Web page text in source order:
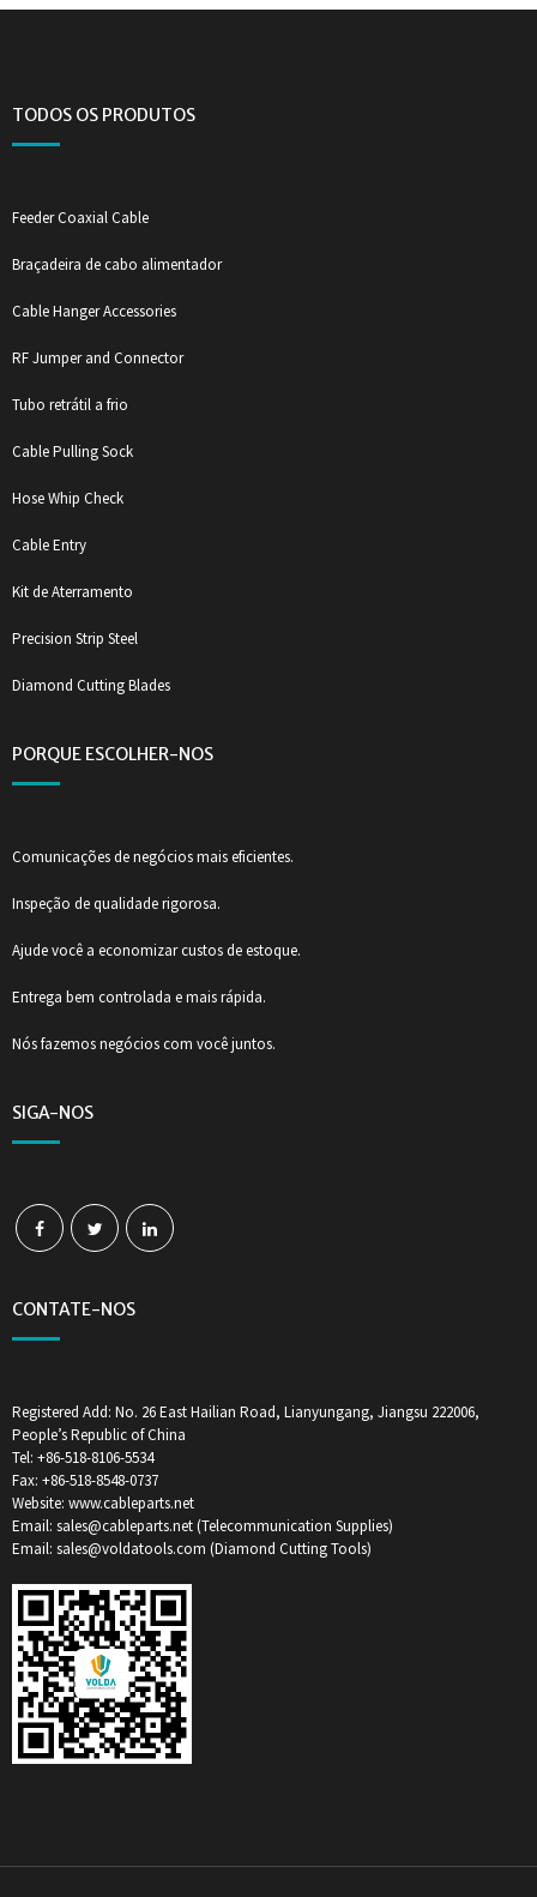
TODOS OS PRODUTOS
Feeder Coaxial Cable
Braçadeira de cabo alimentador
Cable Hanger Accessories
RF Jumper and Connector
Tubo retrátil a frio
Cable Pulling Sock
Hose Whip Check
Cable Entry
Kit de Aterramento
Precision Strip Steel
Diamond Cutting Blades
PORQUE ESCOLHER-NOS
Comunicações de negócios mais eficientes.
Inspeção de qualidade rigorosa.
Ajude você a economizar custos de estoque.
Entrega bem controlada e mais rápida.
Nós fazemos negócios com você juntos.
SIGA-NOS
CONTATE-NOS
Registered Add: No. 26 East Hailian Road, Lianyungang, Jiangsu 222006,
People’s Republic of China
Tel: +86-518-8106-5534
Fax: +86-518-8548-0737
Website: www.cableparts.net
Email: sales@cableparts.net (Telecommunication Supplies)
Email: sales@voldatools.com (Diamond Cutting Tools)